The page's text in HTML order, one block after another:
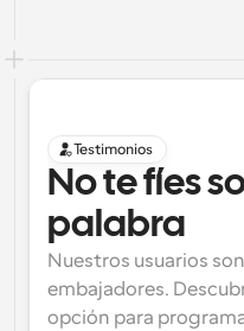
Testimonios
No te fíes
palabra
Nuestros usuarios
embajadores.
opción para